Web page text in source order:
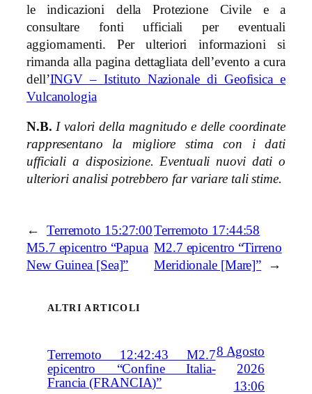
le indicazioni della Protezione Civile e a
consultare fonti ufficiali per eventuali
aggiornamenti. Per ulteriori informazioni si
rimanda alla pagina dettagliata dell’evento a cura
dell’INGV – Istituto Nazionale di Geofisica e
Vulcanologia
N.B. I valori della magnitudo e delle coordinate
rappresentano la migliore stima con i dati
ufficiali a disposizione. Eventuali nuovi dati o
ulteriori analisi potrebbero far variare tali stime.
←
Terremoto 15:27:00
M5.7 epicentro “Papua
New Guinea [Sea]”
Terremoto 17:44:58
M2.7 epicentro “Tirreno
Meridionale [Mare]”
→
ALTRI ARTICOLI
Terremoto 12:42:43 M2.7
epicentro “Confine Italia-
Francia (FRANCIA)”
8 Agosto
2026
13:06